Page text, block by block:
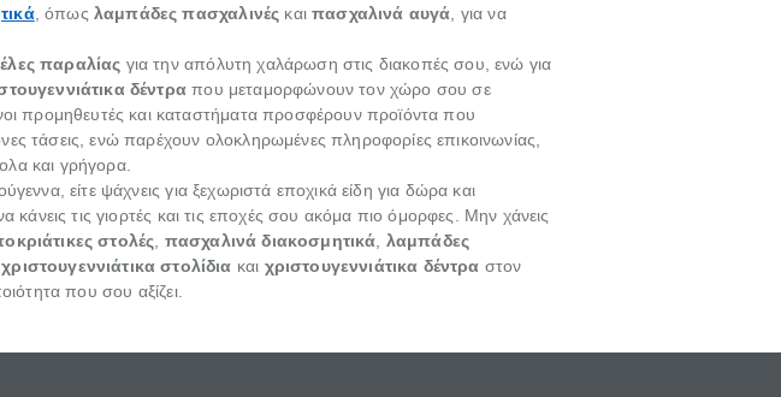
, όπως λαμπάδες πασχαλινές καιπασχαλινά αυγά , για να
παραλίας για την απόλυτη χαλάρωση στις διακοπές σου, ενώ για
δέντρα που μεταμορφώνουν τον χώρο σου σε
προμηθευτές και καταστήματα προσφέρουν προϊόντα που
τάσεις, ενώ παρέχουν ολοκληρωμένες πληροφορίες επικοινωνίας,
και γρήγορα.
είτε ψάχνεις για ξεχωριστά εποχικά είδη για δώρα και
κάνεις τις γιορτές και τις εποχές σου ακόμα πιο όμορφες. Μην χάνεις
στολές πασχαλινά διακοσμητικά λαμπάδες
χριστουγεννιάτικα στολίδια και χριστουγεννιάτικα δέντρα στον
που σου αξίζει.